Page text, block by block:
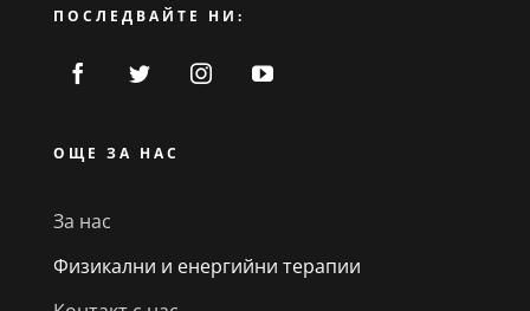
ПОСЛЕДВАЙТЕ НИ:
ОЩЕ ЗА НАС
За нас
Физикални и енергийни терапии